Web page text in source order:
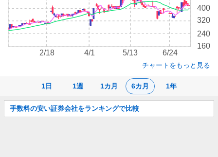
1日 1週 1カ月 6カ月 1年
160
240
320
400
2/18 4/1 5/13 6/24
チャートをもっと見る
お
知
手数料の安い証券会社をランキングで比較